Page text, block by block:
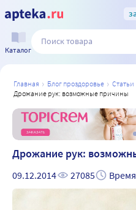
Каталог
главная блог проздоровье статьи
дрожание рук: возможные причины
Дрожание рук:
09.12.2014 27085